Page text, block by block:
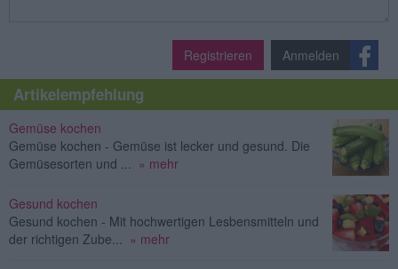
Registrieren Anmelden
Artikelempfehlung
Gemüse kochen
Gemüse kochen - Gemüse ist lecker und gesund. Die
Gemüsesorten und ... » mehr
Gesund kochen
Gesund kochen - Mit hochwertigen Lesbensmitteln und
der richtigen Zube... » mehr